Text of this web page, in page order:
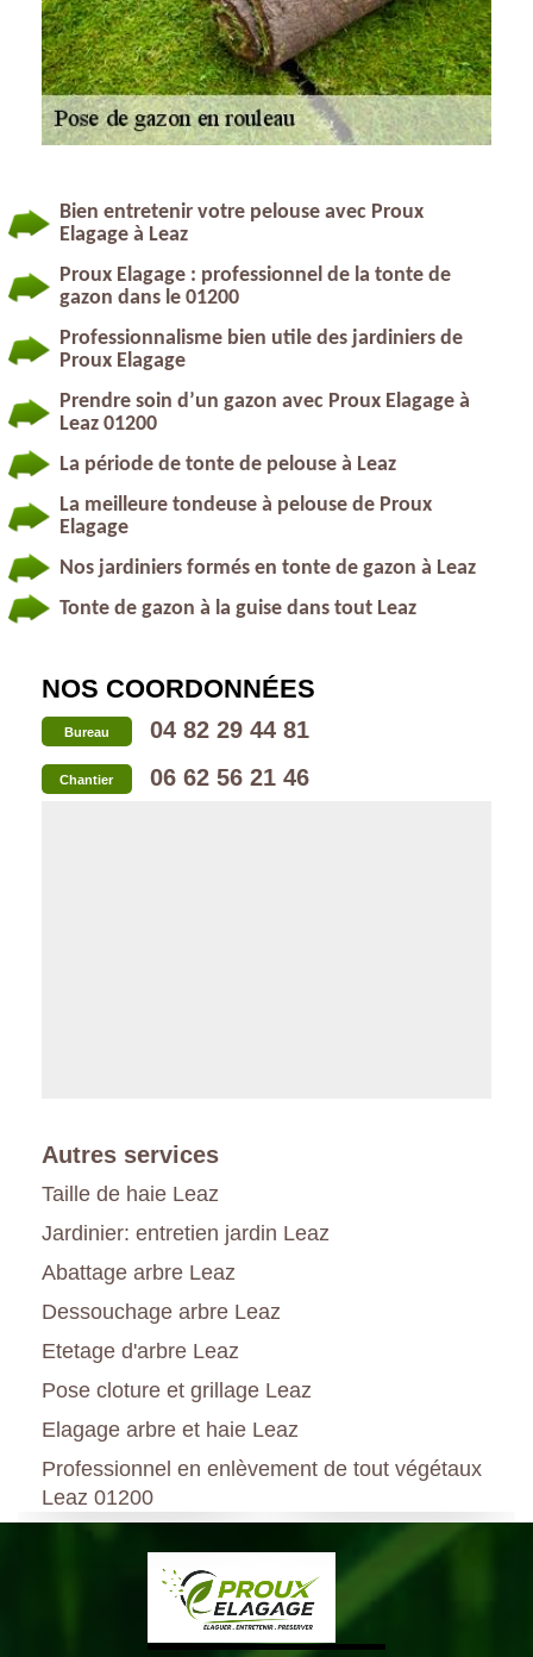
Bien entretenir votre pelouse avec Proux
Elagage à Leaz
Proux Elagage : professionnel de la tonte de
gazon dans le 01200
Professionnalisme bien utile des jardiniers de
Proux Elagage
Prendre soin d’un gazon avec Proux Elagage à
Leaz 01200
La période de tonte de pelouse à Leaz
La meilleure tondeuse à pelouse de Proux
Elagage
Nos jardiniers formés en tonte de gazon à Leaz
Tonte de gazon à la guise dans tout Leaz
NOS COORDONNÉES
Bureau 04 82 29 44 81
Chantier 06 62 56 21 46
Autres services
Taille de haie Leaz
Jardinier: entretien jardin Leaz
Abattage arbre Leaz
Dessouchage arbre Leaz
Etetage d'arbre Leaz
Pose cloture et grillage Leaz
Elagage arbre et haie Leaz
Professionnel en enlèvement de tout végétaux
Leaz 01200